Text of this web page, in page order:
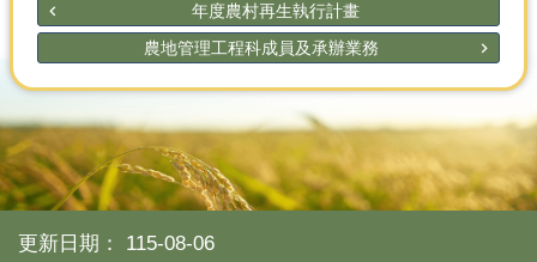
年度農村再生執行計畫
農地管理工程科成員及承辦業務
更新日期： 115-08-06